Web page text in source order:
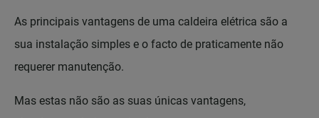
As principais vantagens de uma caldeira elétrica são a
sua instalação simples e o facto de praticamente não
requerer manutenção.
Mas estas não são as suas únicas vantagens,